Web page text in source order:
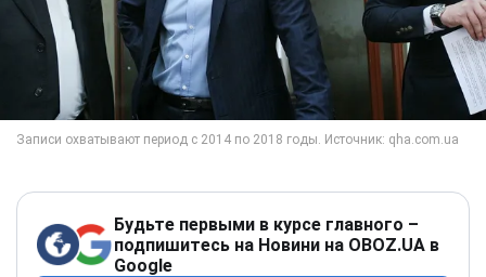
Будьте первыми в курсе главного –
подпишитесь на Новини на OBOZ.UA в
Google